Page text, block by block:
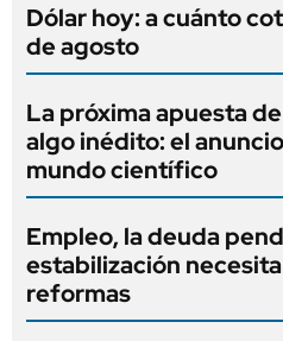
Dólar hoy: a cuánto
de agosto
La próxima apuesta
algo inédito: el
mundo científico
Empleo, la deuda
estabilización
reformas